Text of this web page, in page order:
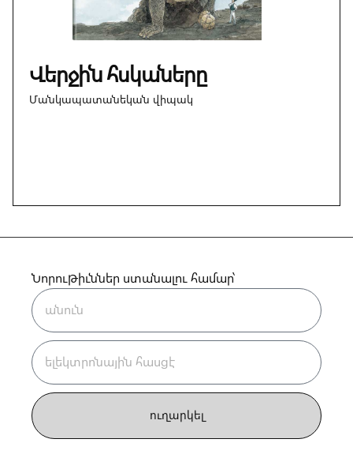
Վերջին հսկաները
Մանկապատանեկան վիպակ
Նորութիւններ ստանալու համար՝
ուղարկել